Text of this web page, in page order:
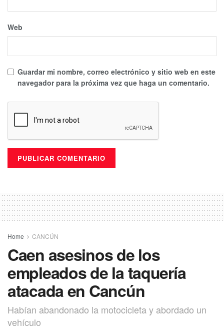
Web
Guardar mi nombre, correo electrónico y sitio web en este
navegador para la próxima vez que haga un comentario.
Home CANCÚN
Caen asesinos de los
empleados de la taquería
atacada en Cancún
Habían abandonado la motocicleta y abordado un
vehículo